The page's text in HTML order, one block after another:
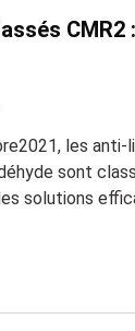
CMR2
les anti-
sont
solutions